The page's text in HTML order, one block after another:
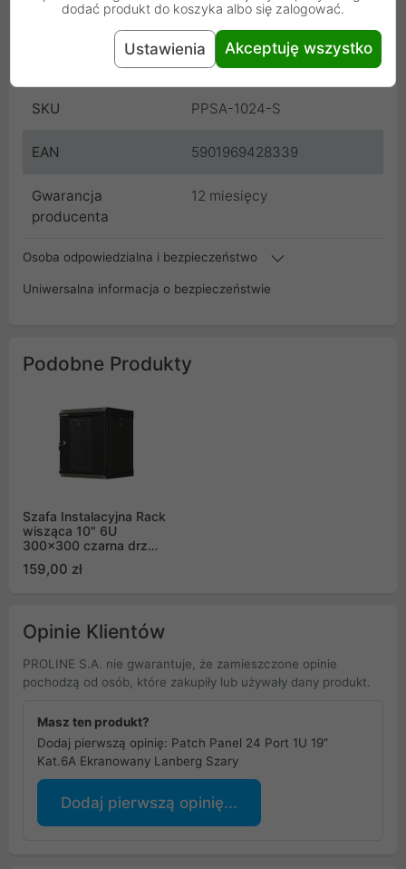
Lanberg
PPSA-1024-S
SKU PPSA-1024-S
EAN 5901969428339
Gwarancja
producenta
12 miesięcy
Osoba odpowiedzialna i bezpieczeństwo
Uniwersalna informacja o bezpieczeństwie
Podobne Produkty
Szafa Instalacyjna Rack
wisząca 10" 6U
300x300 czarna drzwi
przeszklone Flat pack
Lanberg
159,00 zł
Opinie Klientów
PROLINE S.A. nie gwarantuje, że zamieszczone opinie
pochodzą od osób, które zakupiły lub używały dany produkt.
Masz ten produkt?
Dodaj pierwszą opinię: Patch Panel 24 Port 1U 19”
Kat.6A Ekranowany Lanberg Szary
Dodaj pierwszą opinię...
dodać produkt do koszyka albo się zalogować.
Ustawienia Akceptuję wszystko